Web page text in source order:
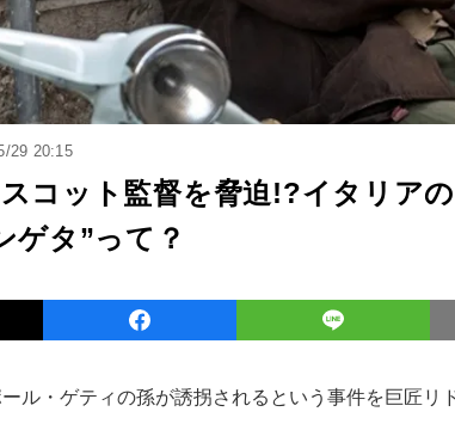
29 20:15
コット監督を脅迫!?イタリア
ゲタ”って？
ル・ゲティの孫が誘拐されるという事件を巨匠リ